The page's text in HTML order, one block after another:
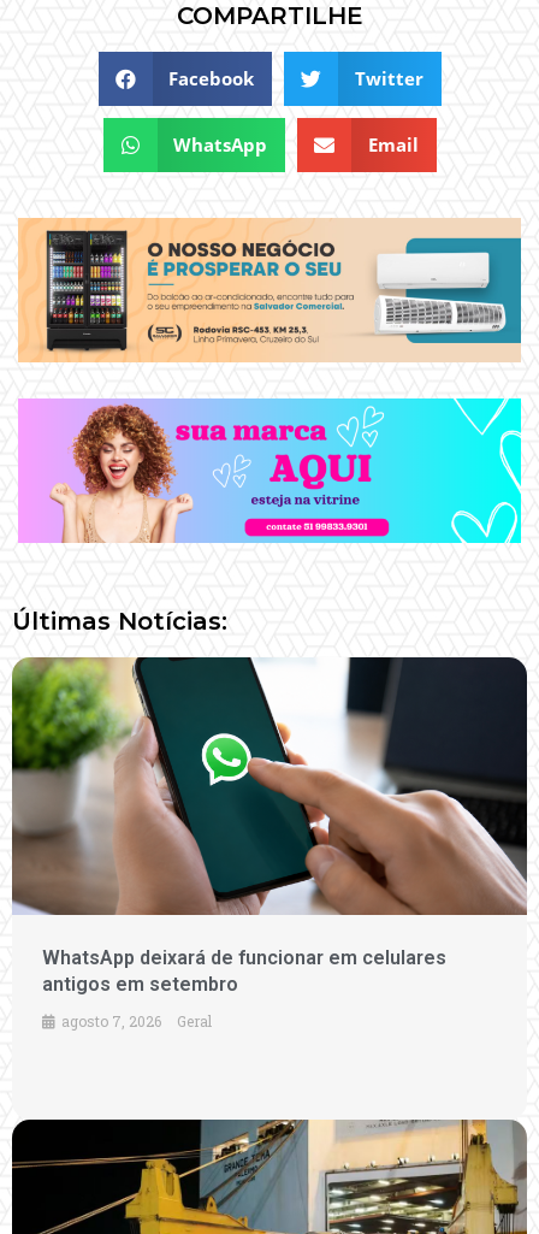
COMPARTILHE
Facebook Twitter
WhatsApp Email
Últimas Notícias:
WhatsApp deixará de funcionar em celulares
antigos em setembro
agosto 7, 2026 Geral